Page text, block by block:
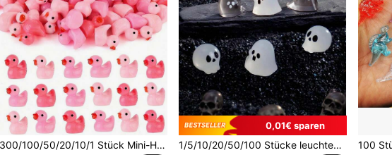
300/100/50/20/10/1 Stück Mini-Harz-Entenfiguren in Rosa, geeignet als Valentinstagsgeschenk, Dekoration, Spielzeughäuser, Landschaftsbau, DIY-Basteln & Streiche, Partygeschenk, Tierfiguren, Auto-Armaturenbrett-Dekorationen für Geburtstagsgeschenke, Partydekoration, Gastgeschenke
0,01€ sparen
1/5/10/20/50/100 Stücke leuchtende Mini-Harz-Geisterfiguren Soul Skeleton Serie Bonsai-Statuen, geeignet für Zimmer DIY handgemachte Miniatur-Gartendekoration